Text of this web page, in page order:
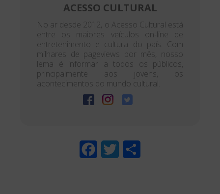
ACESSO CULTURAL
No ar desde 2012, o Acesso Cultural está
entre os maiores veículos on-line de
entretenimento e cultura do país. Com
milhares de pageviews por mês, nosso
lema é informar a todos os públicos,
principalmente aos jovens, os
acontecimentos do mundo cultural.